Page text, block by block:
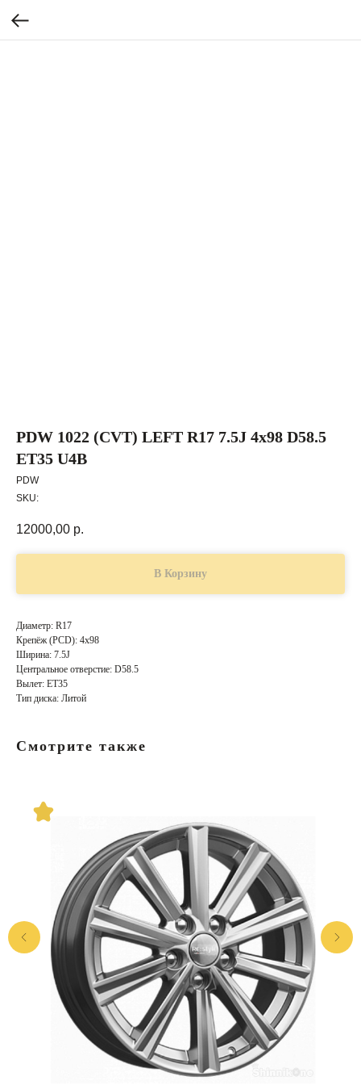
PDW 1022 (CVT) LEFT R17 7.5J 4x98 D58.5
ET35 U4B
PDW
SKU:
12000,00 р.
В Корзину
Диаметр: R17
Крепёж (PCD): 4x98
Ширина: 7.5J
Центральное отверстие: D58.5
Вылет: ET35
Тип диска: Литой
Смотрите также